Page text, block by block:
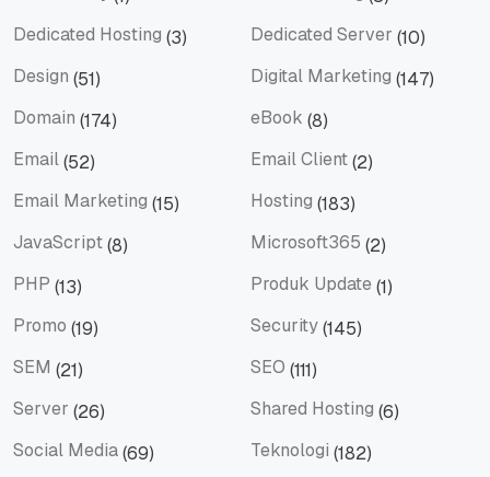
Dedicated Hosting (3) Dedicated Server (10)
Design (51) Digital Marketing (147)
Domain (174) eBook (8)
Email(52) Email Client(2)
Email Marketing (15) Hosting (183)
JavaScript(8) Microsoft365 (2)
PHP (13) Produk Update (1)
Promo (19) Security(145)
SEM (21) SEO (111)
Server (26) Shared Hosting (6)
Social Media(69) Teknologi (182)